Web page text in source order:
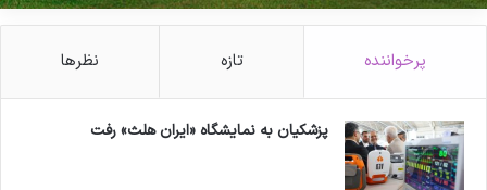
پرخواننده تازه نظرها
پزشکیان به نمایشگاه «ایران هلث» رفت